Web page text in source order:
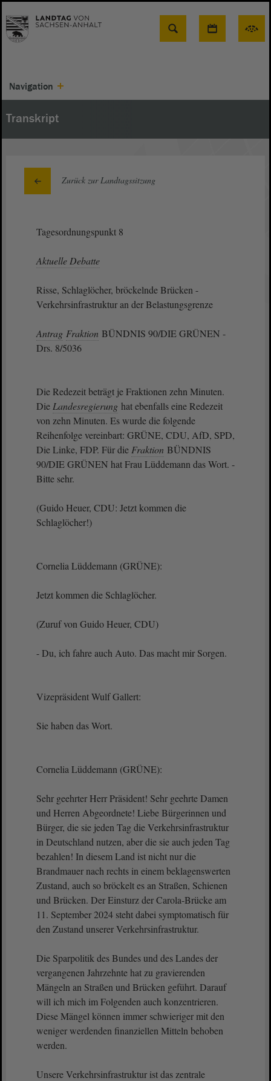
Suche
Navigation
Transkript
Zurück zur Landtagssitzung
Tagesordnungspunkt 8
Aktuelle Debatte
Risse, Schlaglöcher, bröckelnde Brücken -
Verkehrsinfrastruktur an der Belastungsgrenze
Antrag Fraktion BÜNDNIS 90/DIE GRÜNEN -
Drs. 8/5036
Die Redezeit beträgt je Fraktionen zehn Minuten.
Die Landesregierung hat ebenfalls eine Redezeit
von zehn Minuten. Es wurde die folgende
Reihenfolge vereinbart: GRÜNE, CDU, AfD, SPD,
Die Linke, FDP. Für die Fraktion BÜNDNIS
90/DIE GRÜNEN hat Frau Lüddemann das Wort. -
Bitte sehr.
(Guido Heuer, CDU: Jetzt kommen die
Schlaglöcher!)
Cornelia Lüddemann (GRÜNE):
Jetzt kommen die Schlaglöcher.
(Zuruf von Guido Heuer, CDU)
- Du, ich fahre auch Auto. Das macht mir Sorgen.
Vizepräsident Wulf Gallert:
Sie haben das Wort.
Cornelia Lüddemann (GRÜNE):
Sehr geehrter Herr Präsident! Sehr geehrte Damen
und Herren Abgeordnete! Liebe Bürgerinnen und
Bürger, die sie jeden Tag die Verkehrsinfrastruktur
in Deutschland nutzen, aber die sie auch jeden Tag
bezahlen! In diesem Land ist nicht nur die
Brandmauer nach rechts in einem beklagenswerten
Zustand, auch so bröckelt es an Straßen, Schienen
und Brücken. Der Einsturz der Carola-Brücke am
11. September 2024 steht dabei symptomatisch für
den Zustand unserer Verkehrsinfrastruktur.
Die Sparpolitik des Bundes und des Landes der
vergangenen Jahrzehnte hat zu gravierenden
Mängeln an Straßen und Brücken geführt. Darauf
will ich mich im Folgenden auch konzentrieren.
Diese Mängel können immer schwieriger mit den
weniger werdenden finanziellen Mitteln behoben
werden.
Unsere Verkehrsinfrastruktur ist das zentrale